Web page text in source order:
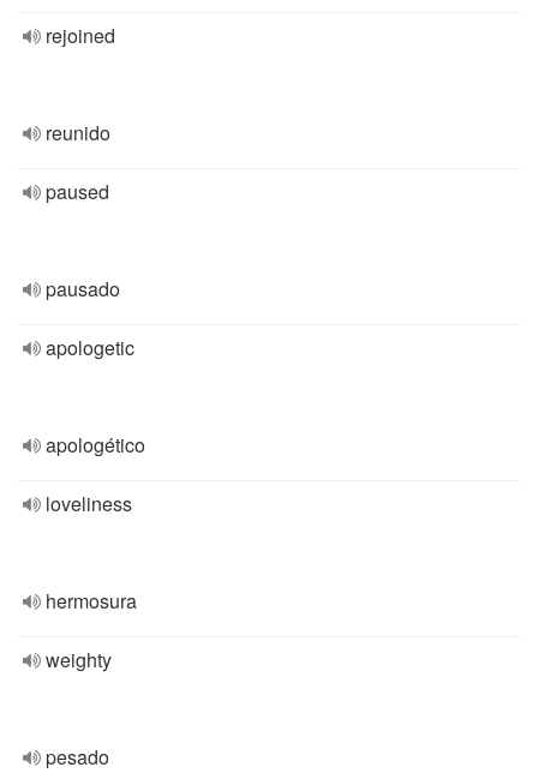
rejoined
reunido
paused
pausado
apologetic
apologético
loveliness
hermosura
weighty
pesado